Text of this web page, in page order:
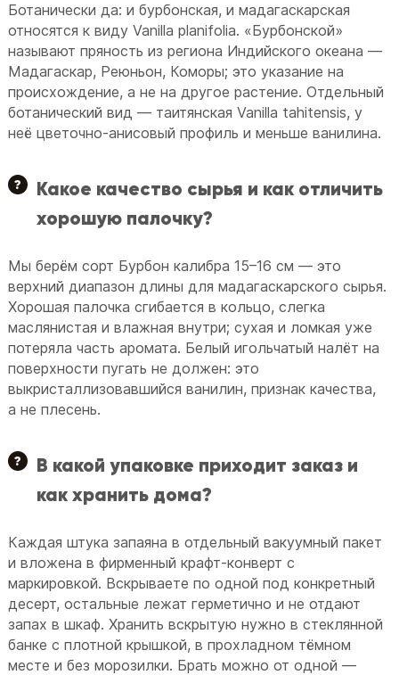
Ботанически да: и бурбонская, и мадагаскарская
относятся к виду Vanilla planifolia. «Бурбонской»
называют пряность из региона Индийского океана —
Мадагаскар, Реюньон, Коморы; это указание на
происхождение, а не на другое растение. Отдельный
ботанический вид — таитянская Vanilla tahitensis, у
неё цветочно-анисовый профиль и меньше ванилина.
Какое качество сырья и как отличить
хорошую палочку?
Мы берём сорт Бурбон калибра 15–16 см — это
верхний диапазон длины для мадагаскарского сырья.
Хорошая палочка сгибается в кольцо, слегка
маслянистая и влажная внутри; сухая и ломкая уже
потеряла часть аромата. Белый игольчатый налёт на
поверхности пугать не должен: это
выкристаллизовавшийся ванилин, признак качества,
а не плесень.
В какой упаковке приходит заказ и
как хранить дома?
Каждая штука запаяна в отдельный вакуумный пакет
и вложена в фирменный крафт-конверт с
маркировкой. Вскрываете по одной под конкретный
десерт, остальные лежат герметично и не отдают
запах в шкаф. Хранить вскрытую нужно в стеклянной
банке с плотной крышкой, в прохладном тёмном
месте и без морозилки. Брать можно от одной —